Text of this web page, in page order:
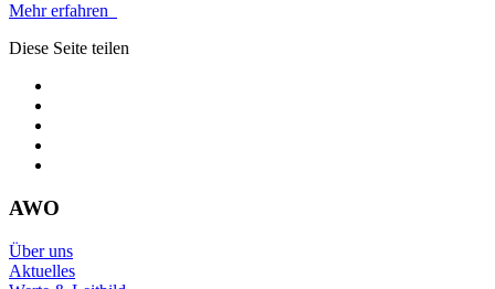
Mehr erfahren
Diese Seite teilen
AWO
Über uns
Aktuelles